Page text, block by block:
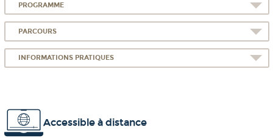
PROGRAMME
PARCOURS
INFORMATIONS PRATIQUES
Accessible à distance